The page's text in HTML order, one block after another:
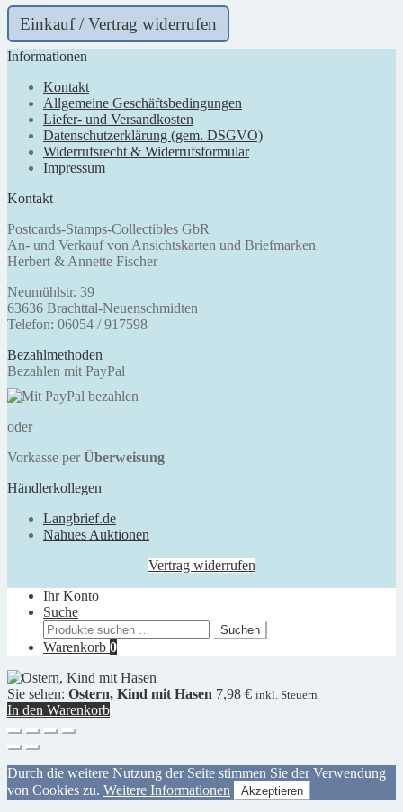
Einkauf / Vertrag widerrufen
Informationen
Kontakt
Allgemeine Geschäftsbedingungen
Liefer- und Versandkosten
Datenschutzerklärung (gem. DSGVO)
Widerrufsrecht & Widerrufsformular
Impressum
Kontakt
Postcards-Stamps-Collectibles GbR
An- und Verkauf von Ansichtskarten und Briefmarken
Herbert & Annette Fischer
Neumühlstr. 39
63636 Brachttal-Neuenschmidten
Telefon: 06054 / 917598
Bezahlmethoden
Bezahlen mit PayPal
oder
Vorkasse per Überweisung
Händlerkollegen
Langbrief.de
Nahues Auktionen
Vertrag widerrufen
Ihr Konto
Suche
Suchen
nach:
Suchen
Warenkorb 0
Sie sehen: Ostern, Kind mit Hasen 7,98 € inkl. Steuern
In den Warenkorb
Durch die weitere Nutzung der Seite stimmen Sie der Verwendung
von Cookies zu. Weitere Informationen Akzeptieren